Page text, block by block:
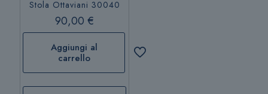
Stola Ottaviani 30040
90,00€
Aggiungi al
carrello